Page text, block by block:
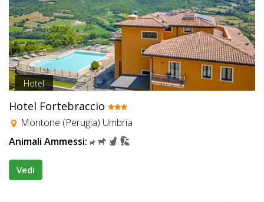
Hotel
Hotel Fortebraccio
Montone (Perugia) Umbria
Animali Ammessi:
Vedi